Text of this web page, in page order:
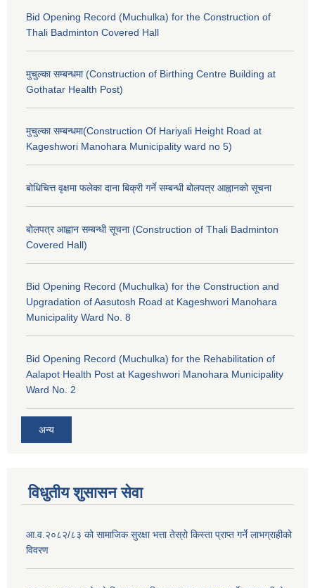
Bid Opening Record (Muchulka) for the Construction of
Thali Badminton Covered Hall
मुचुल्का सम्बन्धमा (Construction of Birthing Centre Building at
Gothatar Health Post)
मुचुल्का सम्बन्धमा(Construction Of Hariyali Height Road at
Kageshwori Manohara Municipality ward no 5)
बोधिचित्त वृक्षमा फलेका दाना बिक्री गर्ने सम्बन्धी बोलपत्र आह्वानको सूचना
बोलपत्र आह्वान सम्बन्धी सूचना (Construction of Thali Badminton
Covered Hall)
Bid Opening Record (Muchulka) for the Construction and
Upgradation of Aasutosh Road at Kageshwori Manohara
Municipality Ward No. 8
Bid Opening Record (Muchulka) for the Rehabilitation of
Aalapot Health Post at Kageshwori Manohara Municipality
Ward No. 2
अन्य
विधुतीय शुसासन सेवा
आ.व.२०८२/८३ को सामाजिक सुरक्षा भत्ता तेस्रो किस्ता प्राप्त गर्ने लाभग्राहीको
विवरण